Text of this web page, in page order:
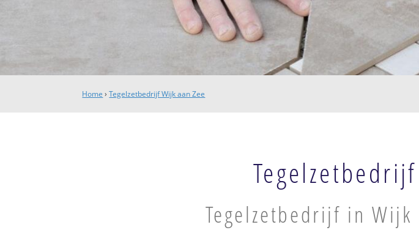
Home ›Tegelzetbedrijf Wijk aan Zee
Tegelzetbedrijf in Wijk